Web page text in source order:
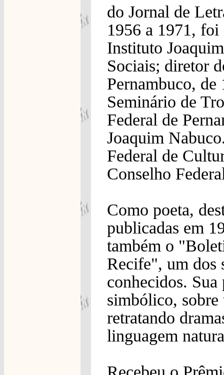
do Jornal de
1956 a 1971,
Instituto
Sociais; diretor
Pernambuco,
Seminário de
Federal de
Joaquim
Federal de
Conselho
Como poeta,
publicadas em
também o
Recife", um dos
conhecidos.
simbólico, sobre
retratando
linguagem